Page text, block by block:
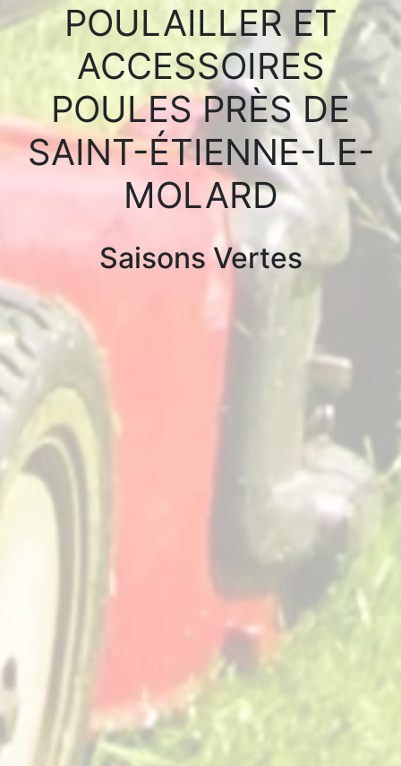
POULAILLER ET
ACCESSOIRES
POULES PRÈS DE
SAINT-ÉTIENNE-LE-
MOLARD
Saisons Vertes